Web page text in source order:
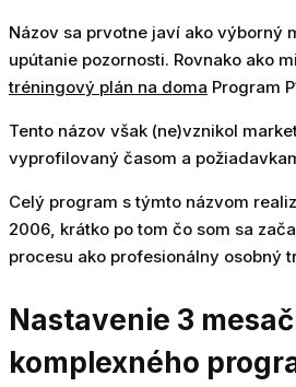
Názov sa prvotne javí ako výborný
upútanie pozornosti. Rovnako ako
tréningový plán na doma Program
Tento názov však (ne)vznikol
vyprofilovaný časom a
Celý program s týmto názvom
2006, krátko po tom čo som sa
procesu ako profesionálny osobný
Nastavenie 3
komplexného